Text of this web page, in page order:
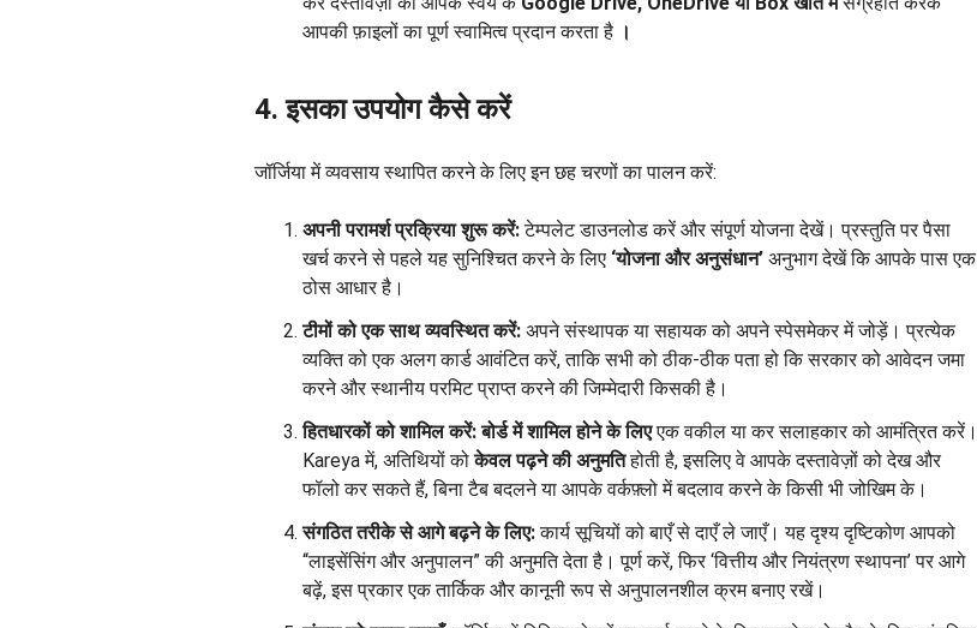
आपकी फ़ाइलों का पूर्ण स्वामित्व प्रदान करता है ।
4. इसका उपयोग कैसे करें
जॉर्जिया में व्यवसाय स्थापित करने के लिए इन छह चरणों का पालन करें:
अपनी परामर्श प्रक्रिया शुरू करें:टेम्पलेट डाउनलोड करें और संपूर्ण योजना देखें। प्रस्तुति पर पैसा
खर्च करने से पहले यह सुनिश्चित करने के लिए ‘योजना और अनुसंधान’ अनुभाग देखें कि आपके पास एक
ठोस आधार है।
टीमों को एक साथ व्यवस्थित करें: अपने संस्थापक या सहायक को अपने स्पेसमेकर में जोड़ें। प्रत्येक
व्यक्ति को एक अलग कार्ड आवंटित करें, ताकि सभी को ठीक-ठीक पता हो कि सरकार को आवेदन जमा
करने और स्थानीय परमिट प्राप्त करने की जिम्मेदारी किसकी है।
हितधारकों को शामिल करें: बोर्ड में शामिल होने के लिएएक वकील या कर सलाहकार को आमंत्रित करें।
Kareya में, अतिथियों कोकेवल पढ़ने की अनुमतिहोती है, इसलिए वे आपके दस्तावेज़ों को देख और
फॉलो कर सकते हैं, बिना टैब बदलने या आपके वर्कफ़्लो में बदलाव करने के किसी भी जोखिम के।
संगठित तरीके से आगे बढ़ने के लिए:कार्य सूचियों को बाएँ से दाएँ ले जाएँ। यह दृश्य दृष्टिकोण आपको
“लाइसेंसिंग और अनुपालन” की अनुमति देता है। पूर्ण करें, फिर ‘वित्तीय और नियंत्रण स्थापना’ पर आगे
बढ़ें, इस प्रकार एक तार्किक और कानूनी रूप से अनुपालनशील क्रम बनाए रखें।